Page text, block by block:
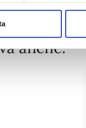
anche: